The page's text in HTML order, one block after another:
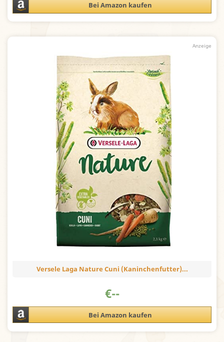
Bei Amazon kaufen
Versele Laga Nature Cuni (Kaninchenfutter)...
€--
Bei Amazon kaufen